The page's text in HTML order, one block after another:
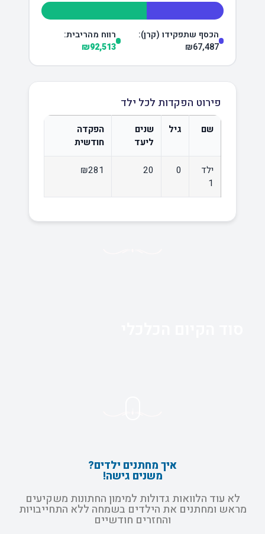
הכסף שתפקידו (קרן):
₪67,487
רווח מהריבית:
₪92,513
פירוט הפקדות לכל ילד
שם גיל
שנים
ליעד
הפקדה
חודשית
ילד
1
0
20
₪281
איך מחתנים ילדים?
משנים גישה!
לא עוד הלוואות גדולות למימון החתונות משקיעים
מראש ומחתנים את הילדים בשמחה ללא התחייבויות
והחזרים חודשיים